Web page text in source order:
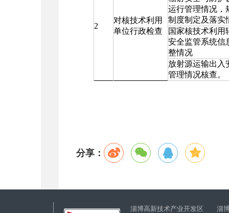
2
对核技术利用
单位行政检查
运行管理情况，
制度制定及落实
国家核技术利用
安全监管系统信
整情况
放射源运输出入
管理情况核查。
分享：
淄博高新技术产业开发区 淄博